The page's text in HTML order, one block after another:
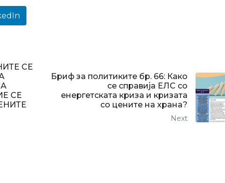
СЕ
СЕ
Бриф за политиките бр. 66: Како
се справија ЕЛС со
енергетската криза и кризата
со цените на храна?
Next